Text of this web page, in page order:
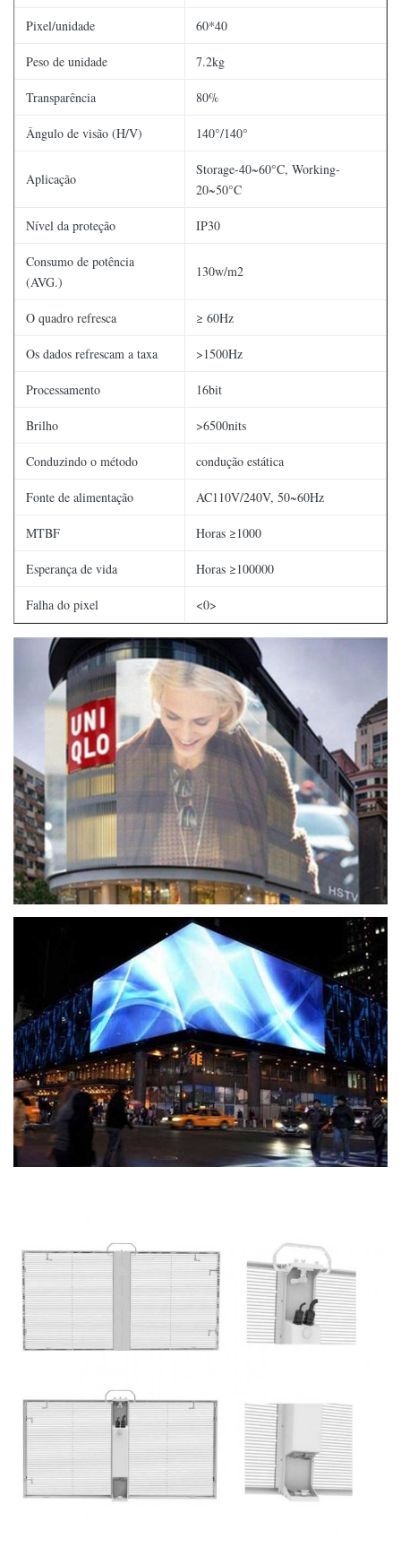
Pixel/unidade 60*40
Peso de unidade 7.2kg
Transparência 80%
Ângulo de visão (H/V) 140°/140°
Aplicação
Storage-40~60°C, Working-
20~50°C
Nível da proteção IP30
Consumo de potência
(AVG.)
130w/m2
O quadro refresca ≥ 60Hz
Os dados refrescam a taxa >1500Hz
Processamento 16bit
Brilho >6500nits
Conduzindo o método condução estática
Fonte de alimentação AC110V/240V, 50~60Hz
MTBF Horas ≥1000
Esperança de vida Horas ≥100000
Falha do pixel <0>